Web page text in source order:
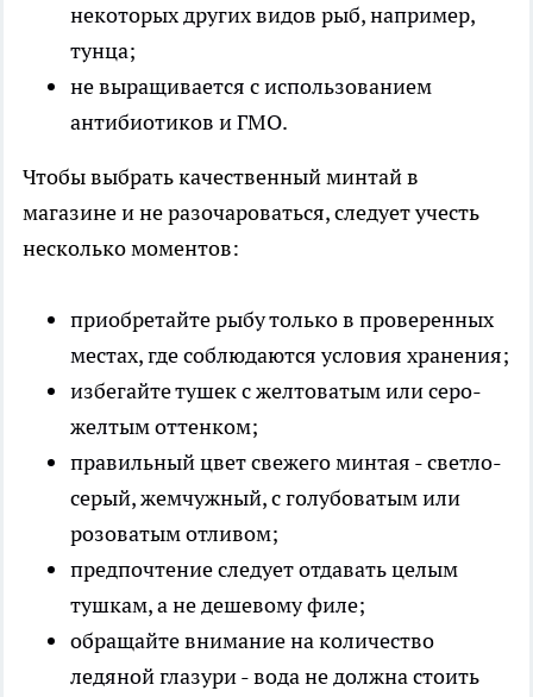
некоторых других видов рыб, например,
тунца;
не выращивается с использованием
антибиотиков и ГМО.
Чтобы выбрать качественный минтай в
магазине и не разочароваться, следует учесть
несколько моментов:
приобретайте рыбу только в проверенных
местах, где соблюдаются условия хранения;
избегайте тушек с желтоватым или серо-
желтым оттенком;
правильный цвет свежего минтая - светло-
серый, жемчужный, с голубоватым или
розоватым отливом;
предпочтение следует отдавать целым
тушкам, а не дешевому филе;
обращайте внимание на количество
ледяной глазури - вода не должна стоить